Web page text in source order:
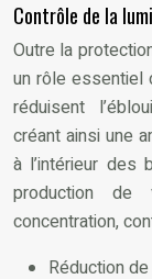
Contrôle de la
Outre la
un rôle essentiel
réduisent
créant ainsi une
à l’intérieur des
production de
concentration,
Réduction